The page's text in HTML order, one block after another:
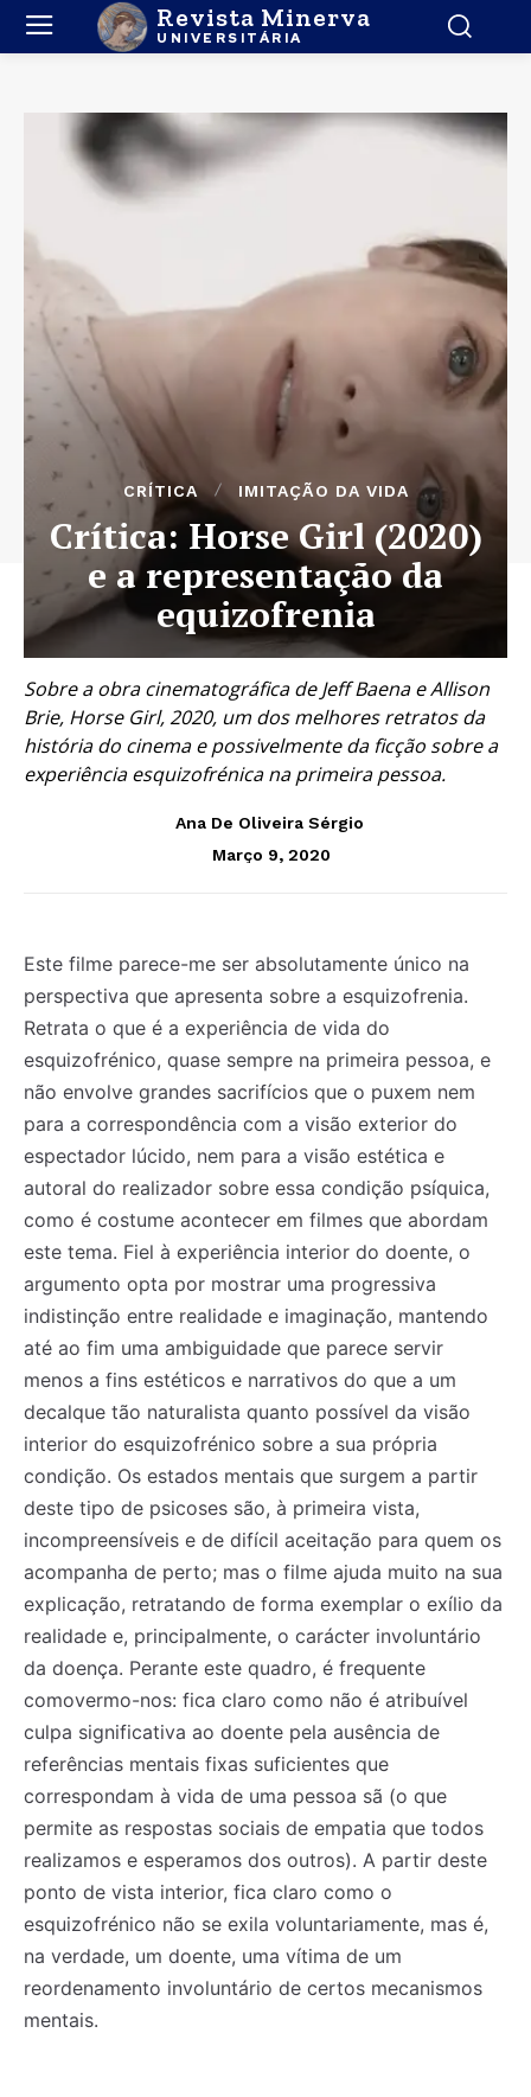
Revista Minerva
UNIVERSITÁRIA
CRÍTICA IMITAÇÃO DA VIDA
Crítica: Horse Girl (2020)
e a representação da
equizofrenia
Sobre a obra cinematográfica de Jeff Baena e Allison
Brie, Horse Girl, 2020, um dos melhores retratos da
história do cinema e possivelmente da ficção sobre a
experiência esquizofrénica na primeira pessoa.
Ana De Oliveira Sérgio
Março 9, 2020
Este filme parece-me ser absolutamente único na
perspectiva que apresenta sobre a esquizofrenia.
Retrata o que é a experiência de vida do
esquizofrénico, quase sempre na primeira pessoa, e
não envolve grandes sacrifícios que o puxem nem
para a correspondência com a visão exterior do
espectador lúcido, nem para a visão estética e
autoral do realizador sobre essa condição psíquica,
como é costume acontecer em filmes que abordam
este tema. Fiel à experiência interior do doente, o
argumento opta por mostrar uma progressiva
indistinção entre realidade e imaginação, mantendo
até ao fim uma ambiguidade que parece servir
menos a fins estéticos e narrativos do que a um
decalque tão naturalista quanto possível da visão
interior do esquizofrénico sobre a sua própria
condição. Os estados mentais que surgem a partir
deste tipo de psicoses são, à primeira vista,
incompreensíveis e de difícil aceitação para quem os
acompanha de perto; mas o filme ajuda muito na sua
explicação, retratando de forma exemplar o exílio da
realidade e, principalmente, o carácter involuntário
da doença. Perante este quadro, é frequente
comovermo-nos: fica claro como não é atribuível
culpa significativa ao doente pela ausência de
referências mentais fixas suficientes que
correspondam à vida de uma pessoa sã (o que
permite as respostas sociais de empatia que todos
realizamos e esperamos dos outros). A partir deste
ponto de vista interior, fica claro como o
esquizofrénico não se exila voluntariamente, mas é,
na verdade, um doente, uma vítima de um
reordenamento involuntário de certos mecanismos
mentais.